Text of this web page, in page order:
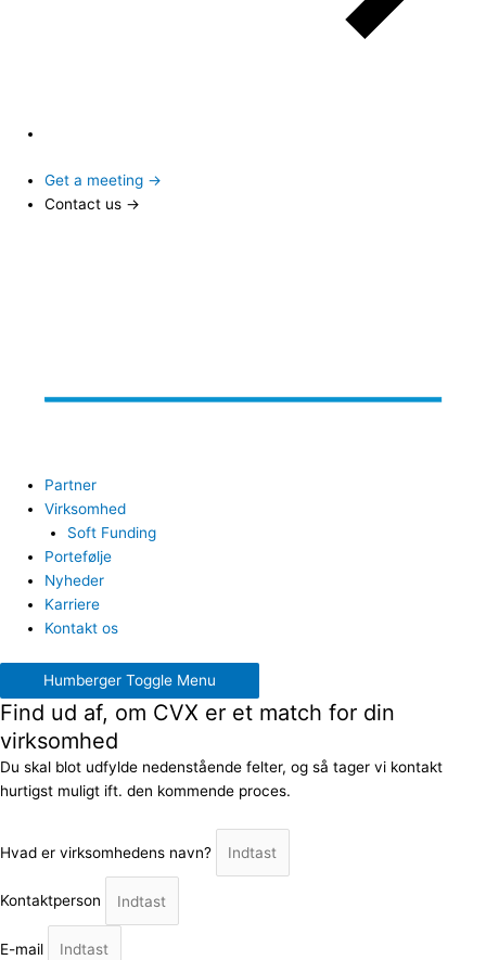
Get a meeting →
Contact us →
Partner
Virksomhed
Soft Funding
Portefølje
Nyheder
Karriere
Kontakt os
Humberger Toggle Menu
Find ud af, om CVX er et match for din
virksomhed
Du skal blot udfylde nedenstående felter, og så tager vi kontakt
hurtigst muligt ift. den kommende proces.
Hvad er virksomhedens navn?
Kontaktperson
E-mail